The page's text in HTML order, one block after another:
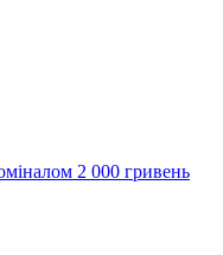
2 000 гривень